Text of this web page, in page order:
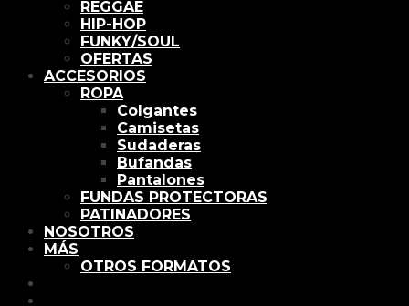
REGGAE
HIP-HOP
FUNKY/SOUL
OFERTAS
ACCESORIOS
ROPA
Colgantes
Camisetas
Sudaderas
Bufandas
Pantalones
FUNDAS PROTECTORAS
PATINADORES
NOSOTROS
MÁS
OTROS FORMATOS